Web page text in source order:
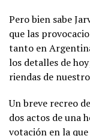
Pero bien sabe
que las
tanto en
los detalles de
riendas de
Un breve recreo
dos actos de una
votación en la